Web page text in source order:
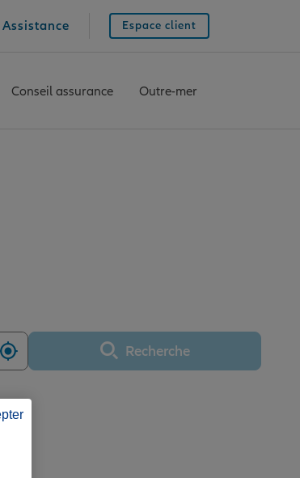
Assistance Espace client
Conseil assurance Outre-mer
Utiliser ma positionRecherche